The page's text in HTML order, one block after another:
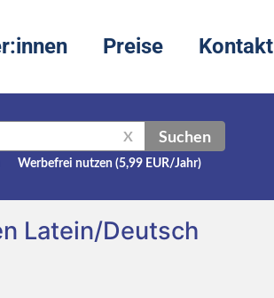
Preise Kontakt
X Suchen
Werbefrei nutzen (5,99 EUR/Jahr)
Latein/Deutsch